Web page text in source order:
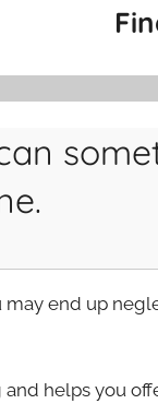
end up
helps you